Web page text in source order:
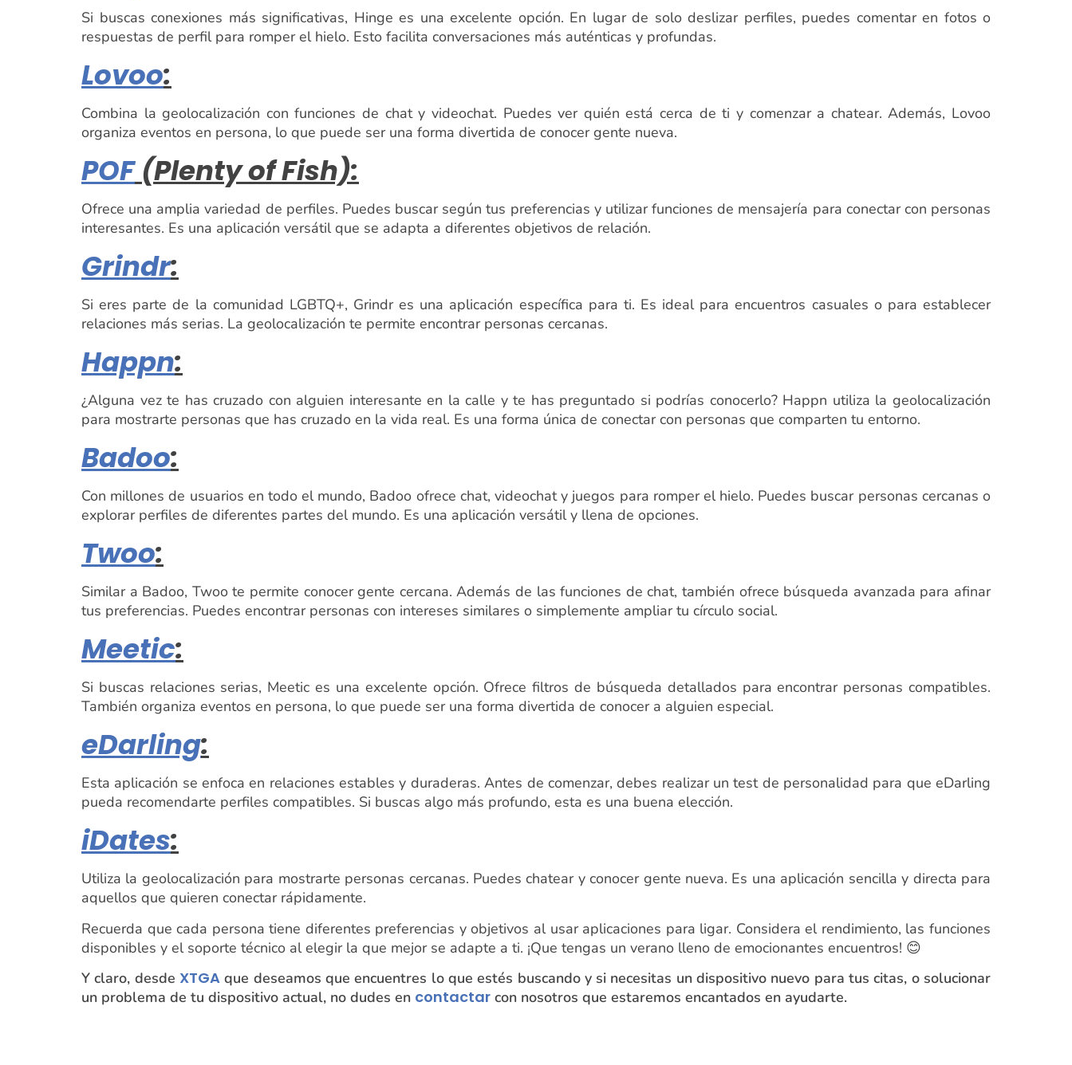
Si buscas conexiones más significativas, Hinge es una excelente opción. En lugar de solo deslizar perfiles, puedes comentar en fotos o
respuestas de perfil para romper el hielo. Esto facilita conversaciones más auténticas y profundas.
Lovoo:
Combina la geolocalización con funciones de chat y videochat. Puedes ver quién está cerca de ti y comenzar a chatear. Además, Lovoo
organiza eventos en persona, lo que puede ser una forma divertida de conocer gente nueva.
POF(Plenty of Fish):
Ofrece una amplia variedad de perfiles. Puedes buscar según tus preferencias y utilizar funciones de mensajería para conectar con personas
interesantes. Es una aplicación versátil que se adapta a diferentes objetivos de relación.
Grindr:
Si eres parte de la comunidad LGBTQ+, Grindr es una aplicación específica para ti. Es ideal para encuentros casuales o para establecer
relaciones más serias. La geolocalización te permite encontrar personas cercanas.
Happn:
¿Alguna vez te has cruzado con alguien interesante en la calle y te has preguntado si podrías conocerlo? Happn utiliza la geolocalización
para mostrarte personas que has cruzado en la vida real. Es una forma única de conectar con personas que comparten tu entorno.
Badoo:
Con millones de usuarios en todo el mundo, Badoo ofrece chat, videochat y juegos para romper el hielo. Puedes buscar personas cercanas o
explorar perfiles de diferentes partes del mundo. Es una aplicación versátil y llena de opciones.
Twoo:
Similar a Badoo, Twoo te permite conocer gente cercana. Además de las funciones de chat, también ofrece búsqueda avanzada para afinar
tus preferencias. Puedes encontrar personas con intereses similares o simplemente ampliar tu círculo social.
Meetic:
Si buscas relaciones serias, Meetic es una excelente opción. Ofrece filtros de búsqueda detallados para encontrar personas compatibles.
También organiza eventos en persona, lo que puede ser una forma divertida de conocer a alguien especial.
eDarling:
Esta aplicación se enfoca en relaciones estables y duraderas. Antes de comenzar, debes realizar un test de personalidad para que eDarling
pueda recomendarte perfiles compatibles. Si buscas algo más profundo, esta es una buena elección.
iDates:
Utiliza la geolocalización para mostrarte personas cercanas. Puedes chatear y conocer gente nueva. Es una aplicación sencilla y directa para
aquellos que quieren conectar rápidamente.
Recuerda que cada persona tiene diferentes preferencias y objetivos al usar aplicaciones para ligar. Considera el rendimiento, las funciones
disponibles y el soporte técnico al elegir la que mejor se adapte a ti. ¡Que tengas un verano lleno de emocionantes encuentros! 😊
Y claro, desde XTGAque deseamos que encuentres lo que estés buscando y si necesitas un dispositivo nuevo para tus citas, o solucionar
un problema de tu dispositivo actual, no dudes en contactar con nosotros que estaremos encantados en ayudarte.